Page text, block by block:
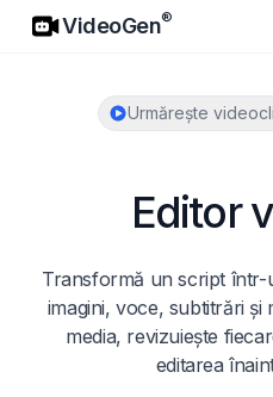
VideoGen
VideoGen®
Urmărește
Editor
Transformă un script
imagini, voce, subtitrări și
media, revizuiește
editarea